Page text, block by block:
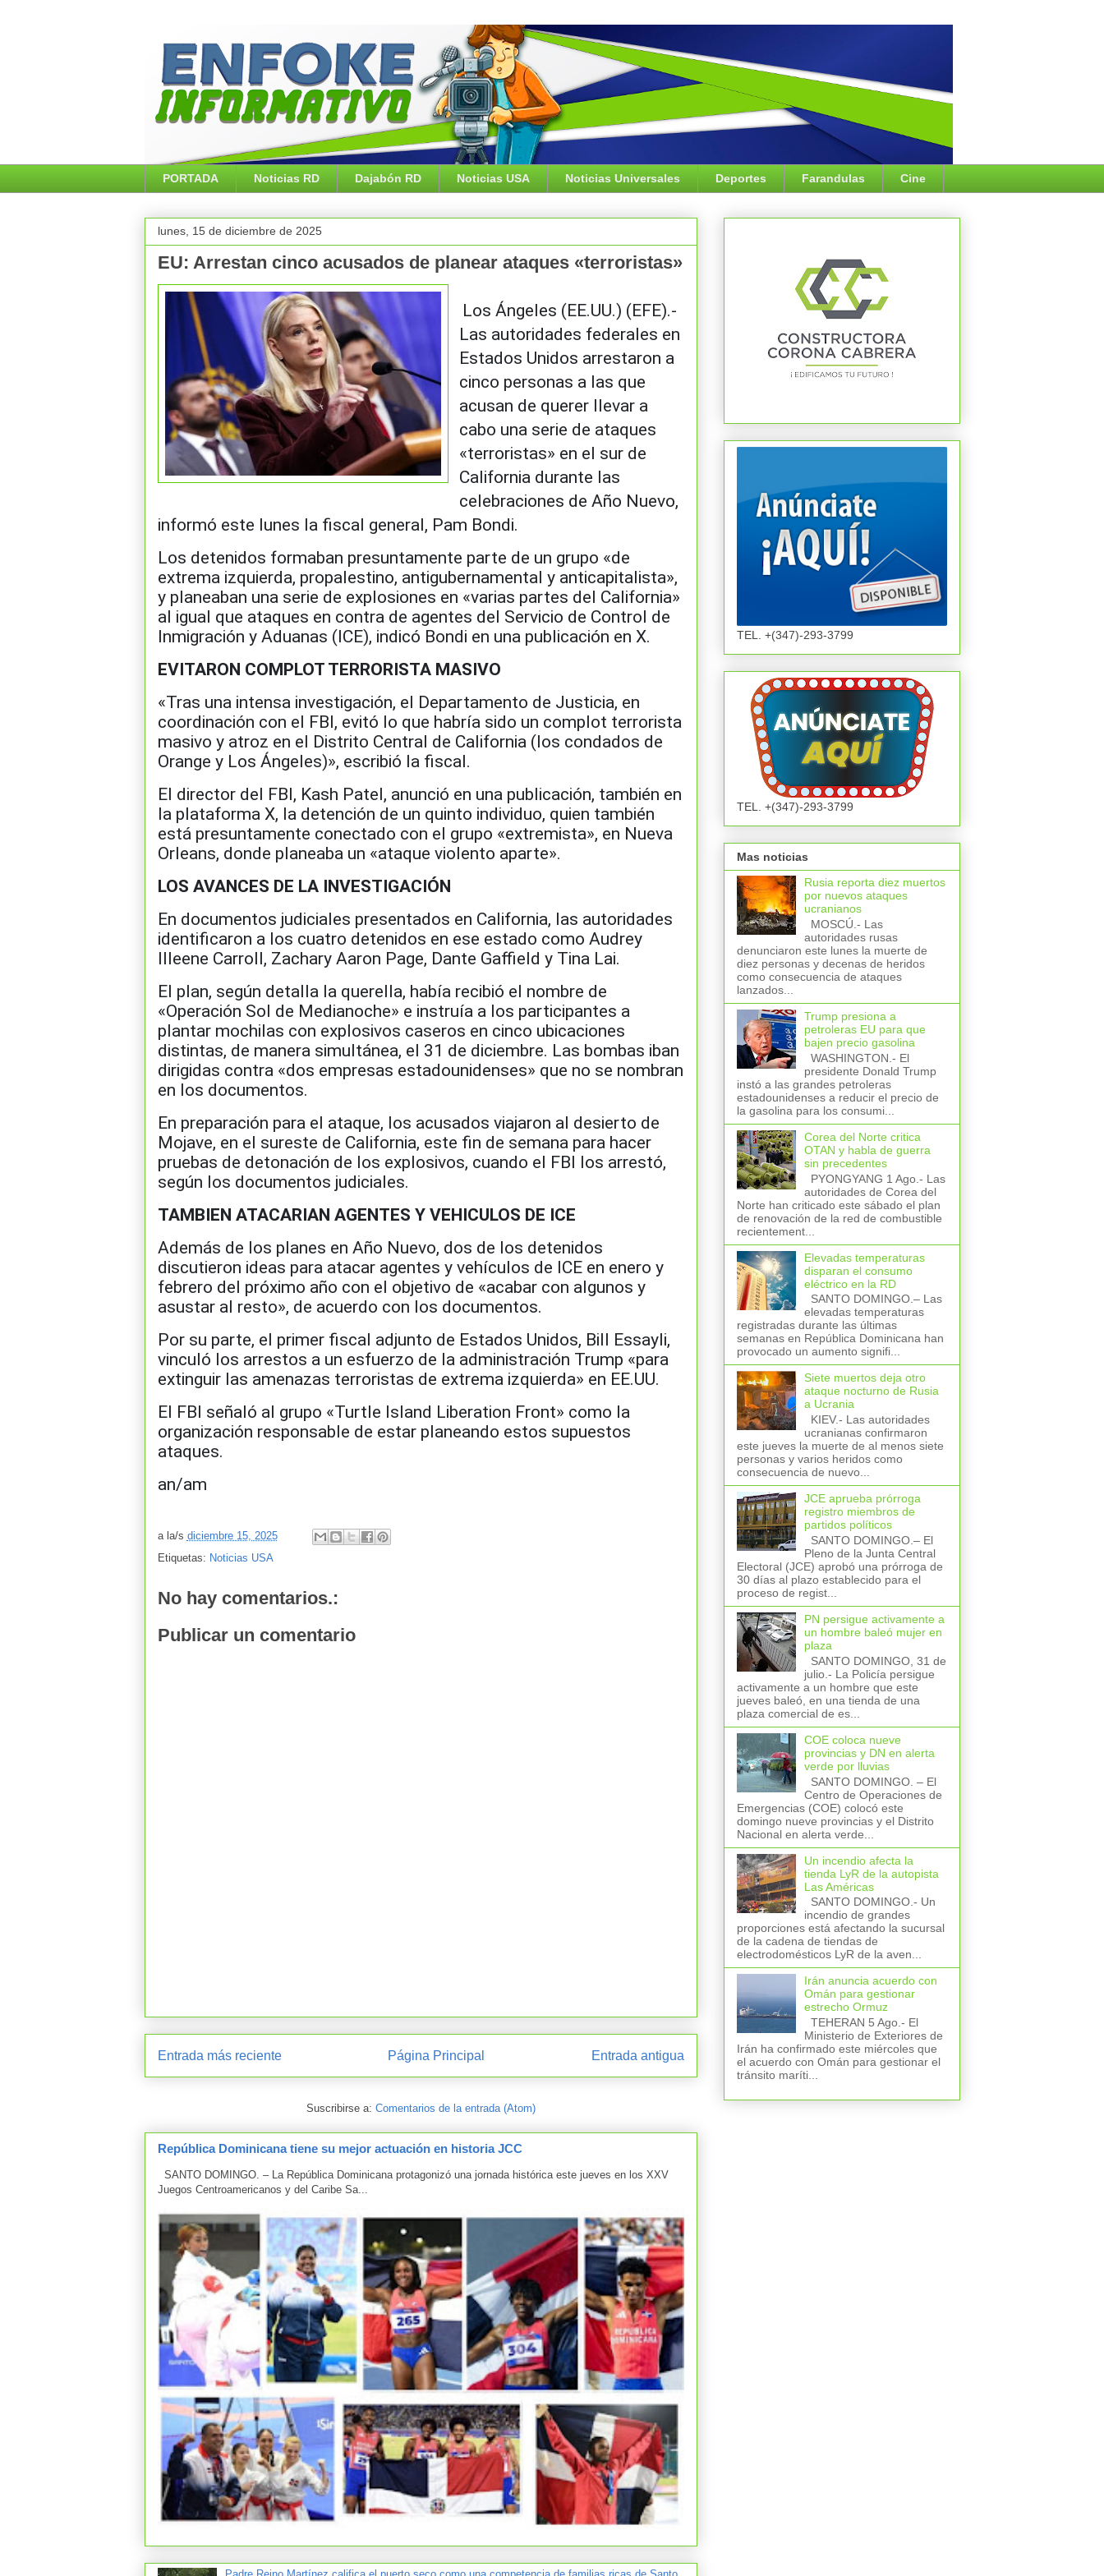
PORTADA Noticias RD Dajabón RD Noticias USA Noticias Universales Deportes Farandulas Cine
lunes, 15 de diciembre de 2025
EU: Arrestan cinco acusados de planear ataques «terroristas»
Los Ángeles (EE.UU.) (EFE).-
Las autoridades federales en
Estados Unidos arrestaron a
cinco personas a las que
acusan de querer llevar a
cabo una serie de ataques
«terroristas» en el sur de
California durante las
celebraciones de Año Nuevo,
informó este lunes la fiscal general, Pam Bondi.
Los detenidos formaban presuntamente parte de un grupo «de
extrema izquierda, propalestino, antigubernamental y anticapitalista»,
y planeaban una serie de explosiones en «varias partes del California»
al igual que ataques en contra de agentes del Servicio de Control de
Inmigración y Aduanas (ICE), indicó Bondi en una publicación en X.
EVITARON COMPLOT TERRORISTA MASIVO
«Tras una intensa investigación, el Departamento de Justicia, en
coordinación con el FBI, evitó lo que habría sido un complot terrorista
masivo y atroz en el Distrito Central de California (los condados de
Orange y Los Ángeles)», escribió la fiscal.
El director del FBI, Kash Patel, anunció en una publicación, también en
la plataforma X, la detención de un quinto individuo, quien también
está presuntamente conectado con el grupo «extremista», en Nueva
Orleans, donde planeaba un «ataque violento aparte».
LOS AVANCES DE LA INVESTIGACIÓN
En documentos judiciales presentados en California, las autoridades
identificaron a los cuatro detenidos en ese estado como Audrey
Illeene Carroll, Zachary Aaron Page, Dante Gaffield y Tina Lai.
El plan, según detalla la querella, había recibió el nombre de
«Operación Sol de Medianoche» e instruía a los participantes a
plantar mochilas con explosivos caseros en cinco ubicaciones
distintas, de manera simultánea, el 31 de diciembre. Las bombas iban
dirigidas contra «dos empresas estadounidenses» que no se nombran
en los documentos.
En preparación para el ataque, los acusados viajaron al desierto de
Mojave, en el sureste de California, este fin de semana para hacer
pruebas de detonación de los explosivos, cuando el FBI los arrestó,
según los documentos judiciales.
TAMBIEN ATACARIAN AGENTES Y VEHICULOS DE ICE
Además de los planes en Año Nuevo, dos de los detenidos
discutieron ideas para atacar agentes y vehículos de ICE en enero y
febrero del próximo año con el objetivo de «acabar con algunos y
asustar al resto», de acuerdo con los documentos.
Por su parte, el primer fiscal adjunto de Estados Unidos, Bill Essayli,
vinculó los arrestos a un esfuerzo de la administración Trump «para
extinguir las amenazas terroristas de extrema izquierda» en EE.UU.
El FBI señaló al grupo «Turtle Island Liberation Front» como la
organización responsable de estar planeando estos supuestos
ataques.
an/am
a la/s diciembre 15, 2025
Etiquetas: Noticias USA
No hay comentarios.:
Publicar un comentario
Entrada más reciente Entrada antigua
Página Principal
Suscribirse a: Comentarios de la entrada (Atom)
República Dominicana tiene su mejor actuación en historia JCC
SANTO DOMINGO. – La República Dominicana protagonizó una jornada histórica este jueves en los XXV
Juegos Centroamericanos y del Caribe Sa...
TEL. +(347)-293-3799
TEL. +(347)-293-3799
Mas noticias
Rusia reporta diez muertos
por nuevos ataques
ucranianos
MOSCÚ.- Las
autoridades rusas
denunciaron este lunes la muerte de
diez personas y decenas de heridos
como consecuencia de ataques
lanzados...
Trump presiona a
petroleras EU para que
bajen precio gasolina
WASHINGTON.- El
presidente Donald Trump
instó a las grandes petroleras
estadounidenses a reducir el precio de
la gasolina para los consumi...
Corea del Norte critica
OTAN y habla de guerra
sin precedentes
PYONGYANG 1 Ago.- Las
autoridades de Corea del
Norte han criticado este sábado el plan
de renovación de la red de combustible
recientement...
Elevadas temperaturas
disparan el consumo
eléctrico en la RD
SANTO DOMINGO.– Las
elevadas temperaturas
registradas durante las últimas
semanas en República Dominicana han
provocado un aumento signifi...
Siete muertos deja otro
ataque nocturno de Rusia
a Ucrania
KIEV.- Las autoridades
ucranianas confirmaron
este jueves la muerte de al menos siete
personas y varios heridos como
consecuencia de nuevo...
JCE aprueba prórroga
registro miembros de
partidos políticos
SANTO DOMINGO.– El
Pleno de la Junta Central
Electoral (JCE) aprobó una prórroga de
30 días al plazo establecido para el
proceso de regist...
PN persigue activamente a
un hombre baleó mujer en
plaza
SANTO DOMINGO, 31 de
julio.- La Policía persigue
activamente a un hombre que este
jueves baleó, en una tienda de una
plaza comercial de es...
COE coloca nueve
provincias y DN en alerta
verde por lluvias
SANTO DOMINGO. – El
Centro de Operaciones de
Emergencias (COE) colocó este
domingo nueve provincias y el Distrito
Nacional en alerta verde...
Un incendio afecta la
tienda LyR de la autopista
Las Américas
SANTO DOMINGO.- Un
incendio de grandes
proporciones está afectando la sucursal
de la cadena de tiendas de
electrodomésticos LyR de la aven...
Irán anuncia acuerdo con
Omán para gestionar
estrecho Ormuz
TEHERAN 5 Ago.- El
Ministerio de Exteriores de
Irán ha confirmado este miércoles que
el acuerdo con Omán para gestionar el
tránsito maríti...